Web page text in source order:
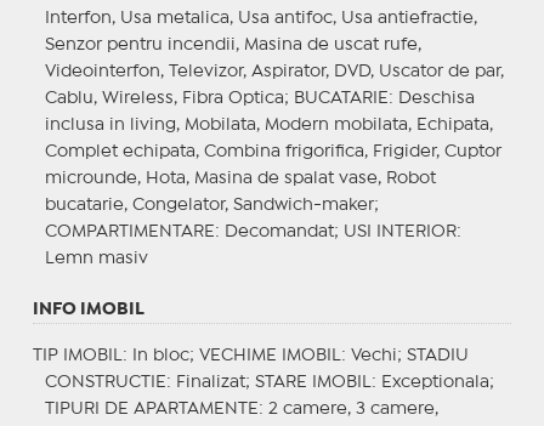
Interfon, Usa metalica, Usa antifoc, Usa antiefractie,
Senzor pentru incendii, Masina de uscat rufe,
Videointerfon, Televizor, Aspirator, DVD, Uscator de par,
Cablu, Wireless, Fibra Optica; BUCATARIE : Deschisa
inclusa in living, Mobilata, Modern mobilata, Echipata,
Complet echipata, Combina frigorifica, Frigider, Cuptor
microunde, Hota, Masina de spalat vase, Robot
bucatarie, Congelator, Sandwich-maker;
COMPARTIMENTARE : Decomandat; USI INTERIOR:
Lemn masiv
INFO IMOBIL
TIP IMOBIL : In bloc; VECHIME IMOBIL : Vechi; STADIU
CONSTRUCTIE : Finalizat; STARE IMOBIL : Exceptionala;
TIPURI DE APARTAMENTE : 2 camere, 3 camere,